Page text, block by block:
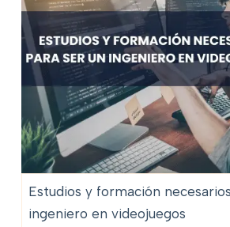
Estudios y formación
ingeniero en videojuegos